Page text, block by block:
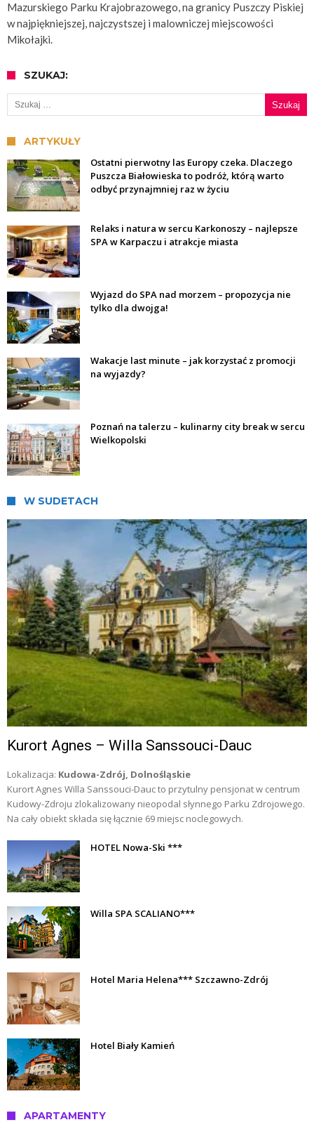
Mazurskiego Parku Krajobrazowego, na granicy Puszczy Piskiej
w najpiękniejszej, najczystszej i malowniczej miejscowości
Mikołajki.
SZUKAJ:
Szukaj:
ARTYKUŁY
Ostatni pierwotny las Europy czeka. Dlaczego
Puszcza Białowieska to podróż, którą warto
odbyć przynajmniej raz w życiu
Relaks i natura w sercu Karkonoszy – najlepsze
SPA w Karpaczu i atrakcje miasta
Wyjazd do SPA nad morzem – propozycja nie
tylko dla dwojga!
Wakacje last minute – jak korzystać z promocji
na wyjazdy?
Poznań na talerzu – kulinarny city break w sercu
Wielkopolski
W SUDETACH
Kurort Agnes – Willa Sanssouci-Dauc
Lokalizacja: Kudowa-Zdrój, Dolnośląskie
Kurort Agnes Willa Sanssouci-Dauc to przytulny pensjonat w centrum
Kudowy-Zdroju zlokalizowany nieopodal słynnego Parku Zdrojowego.
Na cały obiekt składa się łącznie 69 miejsc noclegowych.
HOTEL Nowa-Ski ***
Willa SPA SCALIANO***
Hotel Maria Helena*** Szczawno-Zdrój
Hotel Biały Kamień
APARTAMENTY